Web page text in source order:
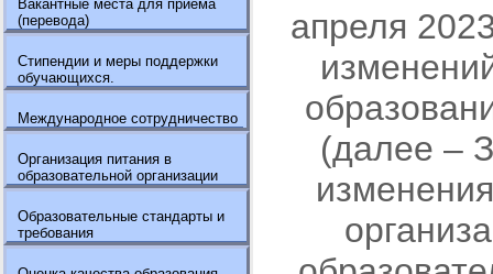
Вакантные места для приема
(перевода)
Стипендии и меры поддержки
обучающихся.
Международное сотрудничество
Организация питания в
образовательной организации
Образовательные стандарты и
требования
апреля
(далее –